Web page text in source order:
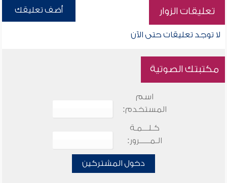
تعليقات الزوار أضف تعليقك
لا توجد تعليقات حتى الآن
مكتبتك الصوتية
اسم
المستخدم:
كـلـــمـة
الـمـــــرور:
دخول المشتركين